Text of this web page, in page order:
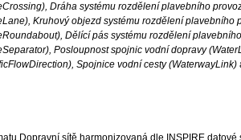
Dráha systému rozdělení plavebního
Kruhový objezd systému rozdělení plavebního
Dělící pás systému rozdělení
Posloupnost spojnic vodní dopravy
Spojnice vodní cesty (WaterwayLink)
Dopravní sítě harmonizovaná dle INSPIRE datové